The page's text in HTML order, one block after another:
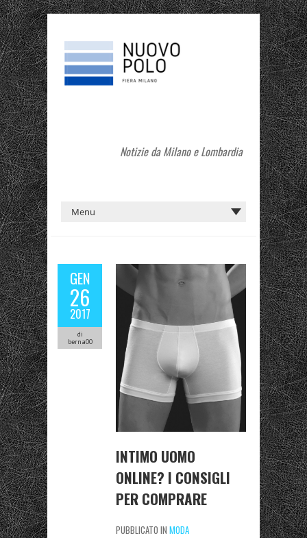
Notizie da Milano e Lombardia
GEN
26
2017
di
berna00
INTIMO UOMO
ONLINE? I CONSIGLI
PER COMPRARE
PUBBLICATO IN MODA